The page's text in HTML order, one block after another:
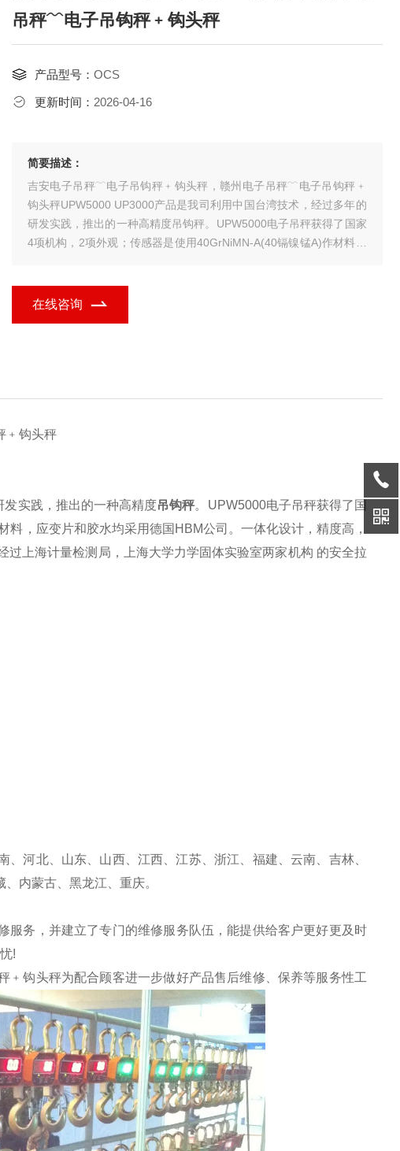
吊秤﹋电子吊钩秤﹢钩头秤
产品型号： OCS
更新时间： 2026-04-16
简要描述：
吉安电子吊秤﹋电子吊钩秤﹢钩头秤，赣州电子吊秤﹋电子吊钩秤﹢
钩头秤UPW5000 UP3000产品是我司利用中国台湾技术，经过多年的
研发实践，推出的一种高精度吊钩秤。UPW5000电子吊秤获得了国家
4项机构，2项外观；传感器是使用40GrNiMN-A(40镉镍锰A)作材料，
在线咨询
﹢钩头秤
实践，推出的一种高精度吊钩秤。UPW5000电子吊秤获得了国
，应变片和胶水均采用德国HBM公司。一体化设计，精度高，
上海计量检测局，上海大学力学固体实验室两家机构 的安全拉
、河北、山东、山西、江西、江苏、浙江、福建、云南、吉林、
内蒙古、黑龙江、重庆。
务，并建立了专门的维修服务队伍，能提供给客户更好更及时
!
﹢钩头秤为配合顾客进一步做好产品售后维修、保养等服务性工